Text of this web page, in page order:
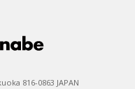
816-0863 JAPAN